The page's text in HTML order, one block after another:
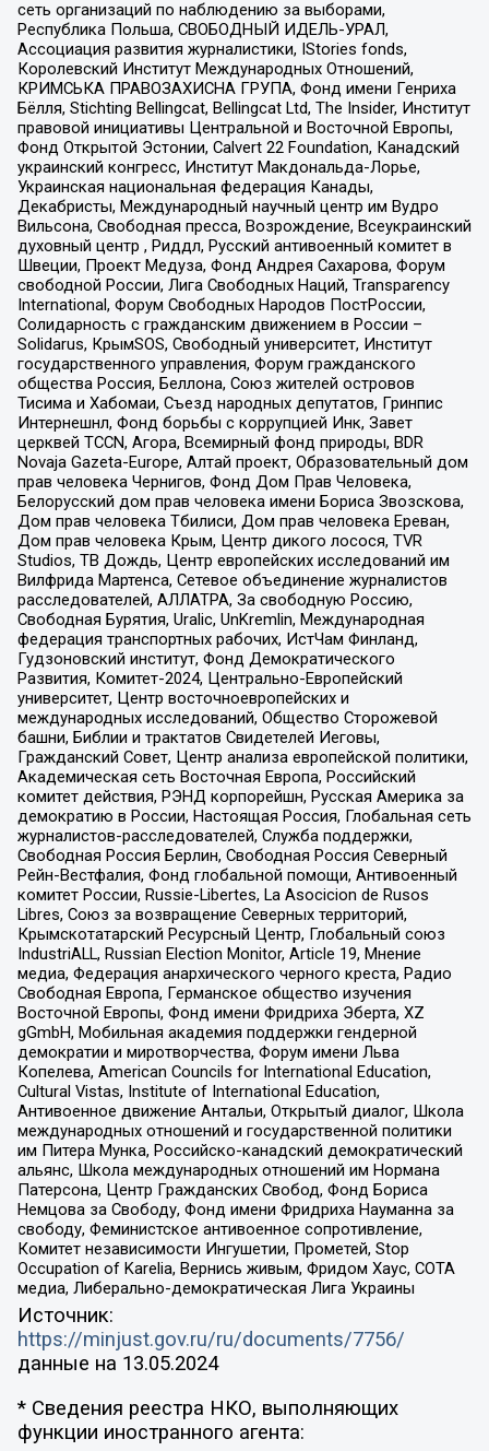
сеть организаций по наблюдению за выборами,
Республика Польша, СВОБОДНЫЙ ИДЕЛЬ-УРАЛ,
Ассоциация развития журналистики, IStories fonds,
Королевский Институт Международных Отношений,
КРИМСЬКА ПРАВОЗАХИСНА ГРУПА, Фонд имени Генриха
Бёлля, Stichting Bellingcat, Bellingcat Ltd, The Insider, Институт
правовой инициативы Центральной и Восточной Европы,
Фонд Открытой Эстонии, Calvert 22 Foundation, Канадский
украинский конгресс, Институт Макдональда-Лорье,
Украинская национальная федерация Канады,
Декабристы, Международный научный центр им Вудро
Вильсона, Свободная пресса, Возрождение, Всеукраинский
духовный центр , Риддл, Русский антивоенный комитет в
Швеции, Проект Медуза, Фонд Андрея Сахарова, Форум
свободной России, Лига Свободных Наций, Transparеncy
International, Форум Свободных Народов ПостРоссии,
Солидарность с гражданским движением в России –
Solidarus, КрымSOS, Свободный университет, Институт
государственного управления, Форум гражданского
общества Россия, Беллона, Союз жителей островов
Тисима и Хабомаи, Съезд народных депутатов, Гринпис
Интернешнл, Фонд борьбы с коррупцией Инк, Завет
церквей TCCN, Агора, Всемирный фонд природы, BDR
Novaja Gazeta-Europe, Алтай проект, Образовательный дом
прав человека Чернигов, Фонд Дом Прав Человека,
Белорусский дом прав человека имени Бориса Звозскова,
Дом прав человека Тбилиси, Дом прав человека Ереван,
Дом прав человека Крым, Центр дикого лосося, TVR
Studios, ТВ Дождь, Центр европейских исследований им
Вилфрида Мартенса, Сетевое объединение журналистов
расследователей, АЛЛАТРА, За свободную Россию,
Свободная Бурятия, Uralic, UnKremlin, Международная
федерация транспортных рабочих, ИстЧам Финланд,
Гудзоновский институт, Фонд Демократического
Развития, Комитет-2024, Центрально-Европейский
университет, Центр восточноевропейских и
международных исследований, Общество Сторожевой
башни, Библии и трактатов Свидетелей Иеговы,
Гражданский Совет, Центр анализа европейской политики,
Академическая сеть Восточная Европа, Российский
комитет действия, РЭНД корпорейшн, Русская Америка за
демократию в России, Настоящая Россия, Глобальная сеть
журналистов-расследователей, Служба поддержки,
Свободная Россия Берлин, Свободная Россия Северный
Рейн-Вестфалия, Фонд глобальной помощи, Антивоенный
комитет России, Russie-Libertes, La Asocicion de Rusos
Libres, Союз за возвращение Северных территорий,
Крымскотатарский Ресурсный Центр, Глобальный союз
IndustriALL, Russian Election Monitor, Article 19, Мнение
медиа, Федерация анархического черного креста, Радио
Свободная Европа, Германское общество изучения
Восточной Европы, Фонд имени Фридриха Эберта, XZ
gGmbH, Мобильная академия поддержки гендерной
демократии и миротворчества, Форум имени Льва
Копелева, American Councils for International Education,
Cultural Vistas, Institute of International Education,
Антивоенное движение Антальи, Открытый диалог, Школа
международных отношений и государственной политики
им Питера Мунка, Российско-канадский демократический
альянс, Школа международных отношений им Нормана
Патерсона, Центр Гражданских Свобод, Фонд Бориса
Немцова за Свободу, Фонд имени Фридриха Науманна за
свободу, Феминистское антивоенное сопротивление,
Комитет независимости Ингушетии, Прометей, Stop
Occupation of Karelia, Вернись живым, Фридом Хаус, СОТА
медиа, Либерально-демократическая Лига Украины
Источник:
https://minjust.gov.ru/ru/documents/7756/
данные на 13.05.2024
* Сведения реестра НКО, выполняющих
функции иностранного агента: